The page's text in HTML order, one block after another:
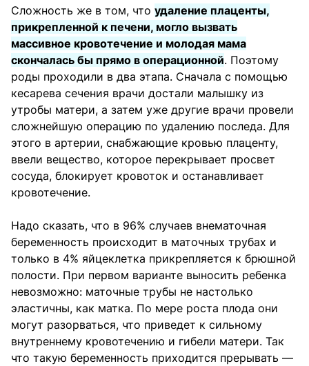
Сложность же в том, что удаление плаценты,
прикрепленной к печени, могло вызвать
массивное кровотечение и молодая мама
скончалась бы прямо в операционной. Поэтому
роды проходили в два этапа. Сначала с помощью
кесарева сечения врачи достали малышку из
утробы матери, а затем уже другие врачи провели
сложнейшую операцию по удалению последа. Для
этого в артерии, снабжающие кровью плаценту,
ввели вещество, которое перекрывает просвет
сосуда, блокирует кровоток и останавливает
кровотечение.
Надо сказать, что в 96% случаев внематочная
беременность происходит в маточных трубах и
только в 4% яйцеклетка прикрепляется к брюшной
полости. При первом варианте выносить ребенка
невозможно: маточные трубы не настолько
эластичны, как матка. По мере роста плода они
могут разорваться, что приведет к сильному
внутреннему кровотечению и гибели матери. Так
что такую беременность приходится прерывать —